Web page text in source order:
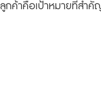
ลูกค้าคือเป้าหมายที่สำ